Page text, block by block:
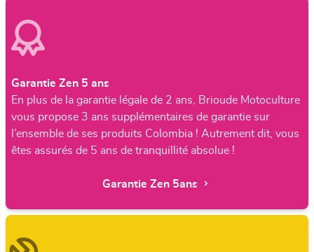
Garantie Zen 5 ans
En plus de la garantie légale de 2 ans, Brioude Motoculture
vous propose 3 ans supplémentaires de garantie sur
l’ensemble de ses produits Colombia ! Autrement dit, vous
êtes assurés de 5 ans de tranquillité absolue !
Garantie Zen 5ans